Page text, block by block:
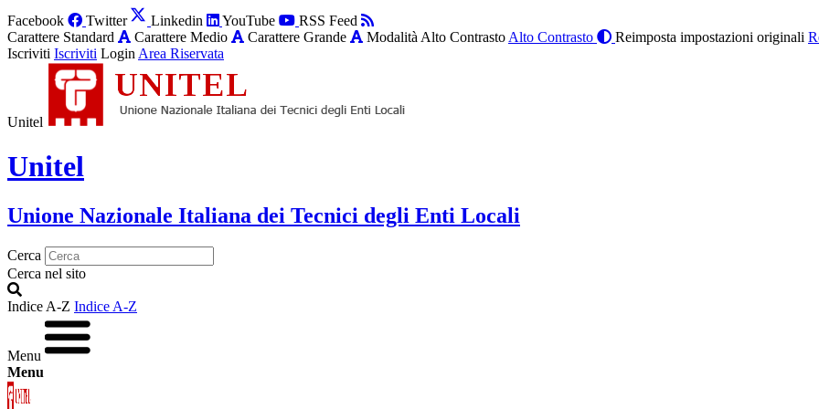
Facebook Twitter Linkedin YouTube
RSS Feed
Carattere Standard
Carattere Medio Carattere Grande Modalità Alto Contrasto Alto Contrasto Reimposta impostazioni originali
Iscriviti Iscriviti Login Area Riservata
Unitel
Unitel
Unione Nazionale Italiana dei Tecnici degli Enti Locali
Cerca
Cerca nel sito
Indice A-Z Indice A-Z
Menu
Menu